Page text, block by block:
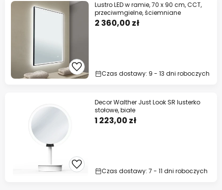
Lustro LED w ramie, 70 x 90 cm, CCT,
przeciwmgielne, ściemniane
2 360,00 zł
Czas dostawy: 9 - 13 dni roboczych
Decor Walther Just Look SR lusterko
stołowe, białe
1 223,00 zł
Czas dostawy: 7 - 11 dni roboczych